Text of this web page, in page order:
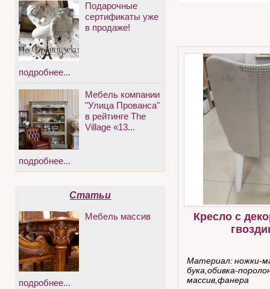
Кресло с
Материал:ножки-
бука,обивка-
массив,фанера
Подарочные
сертификаты уже
в продаже!
подробнее...
Мебель компании
"Улица Прованса"
в рейтинге The
Village «13...
подробнее...
Статьи
Мебель массив
подробнее...